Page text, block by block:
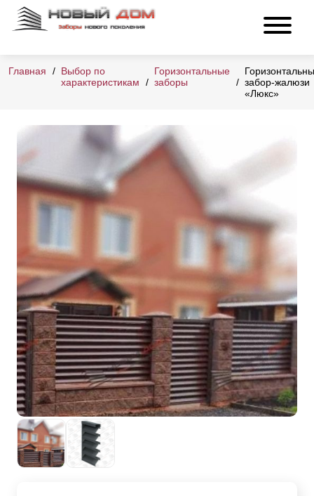
Главная
Выбор по
характеристикам
Горизонтальные
заборы
забор-жалюзи
«Люкс»